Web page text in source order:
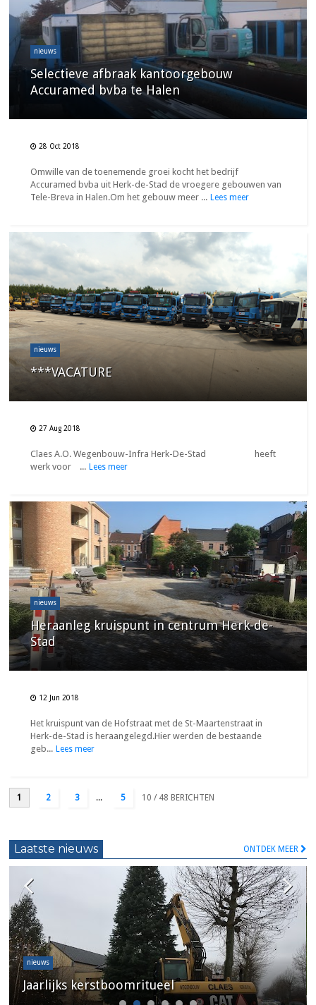
nieuws
Selectieve afbraak kantoorgebouw
Accuramed bvba te Halen
28 Oct 2018
Omwille van de toenemende groei kocht het bedrijf
Accuramed bvba uit Herk-de-Stad de vroegere gebouwen van
Tele-Breva in Halen.Om het gebouw meer ... Lees meer
nieuws
***VACATURE
27 Aug 2018
Claes A.O. Wegenbouw-Infra Herk-De-Stad heeft
werk voor ... Lees meer
nieuws
Heraanleg kruispunt in centrum Herk-de-
Stad
12 Jun 2018
Het kruispunt van de Hofstraat met de St-Maartenstraat in
Herk-de-Stad is heraangelegd.Hier werden de bestaande
geb... Lees meer
1 2 3 ... 5 10 / 48 BERICHTEN
Laatste nieuws ONTDEK MEER
nieuws
Jaarlijks kerstboomritueel